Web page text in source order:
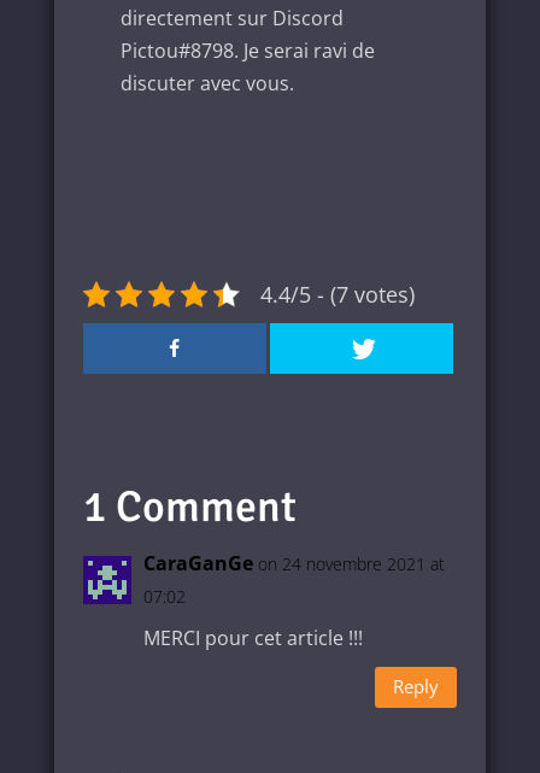
directement sur Discord
Pictou#8798. Je serai ravi de
discuter avec vous.
4.4/5 - (7 votes)
1 Comment
CaraGanGe on 24 novembre 2021 at
07:02
MERCI pour cet article !!!
Reply